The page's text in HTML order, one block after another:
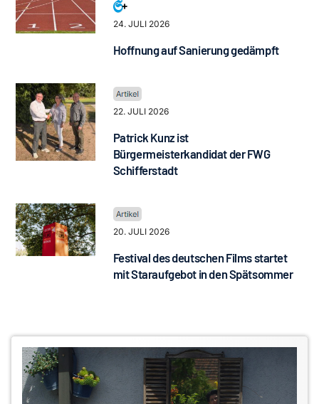
24. JULI 2026
Hoffnung auf Sanierung gedämpft
22. JULI 2026
Patrick Kunz ist
Bürgermeisterkandidat der FWG
Schifferstadt
20. JULI 2026
Festival des deutschen Films startet
mit Staraufgebot in den Spätsommer